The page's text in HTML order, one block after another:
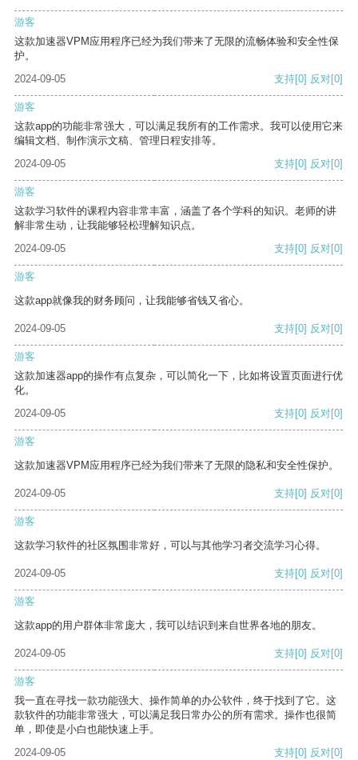
游客
这款加速器VPM应用程序已经为我们带来了无限的流畅体验和安全性保
护。
2024-09-05
支持[0] 反对[0]
游客
这款app的功能非常强大，可以满足我所有的工作需求。我可以使用它来
编辑文档、制作演示文稿、管理日程安排等。
2024-09-05
支持[0] 反对[0]
游客
这款学习软件的课程内容非常丰富，涵盖了各个学科的知识。老师的讲
解非常生动，让我能够轻松理解知识点。
2024-09-05
支持[0] 反对[0]
游客
这款app就像我的财务顾问，让我能够省钱又省心。
2024-09-05 支持[0] 反对[0]
游客
这款加速器app的操作有点复杂，可以简化一下，比如将设置页面进行优
化。
2024-09-05
支持[0] 反对[0]
游客
这款加速器VPM应用程序已经为我们带来了无限的隐私和安全性保护。
2024-09-05 支持[0] 反对[0]
游客
这款学习软件的社区氛围非常好，可以与其他学习者交流学习心得。
2024-09-05 支持[0] 反对[0]
游客
这款app的用户群体非常庞大，我可以结识到来自世界各地的朋友。
2024-09-05 支持[0] 反对[0]
游客
我一直在寻找一款功能强大、操作简单的办公软件，终于找到了它。这
款软件的功能非常强大，可以满足我日常办公的所有需求。操作也很简
单，即使是小白也能快速上手。
2024-09-05
支持[0] 反对[0]